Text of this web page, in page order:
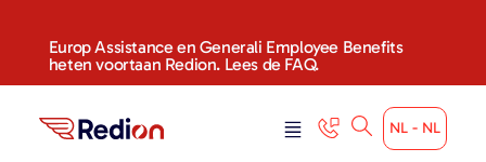
Europ Assistance en Generali Employee Benefits
heten voortaan Redion. Lees de FAQ.
NL - NL